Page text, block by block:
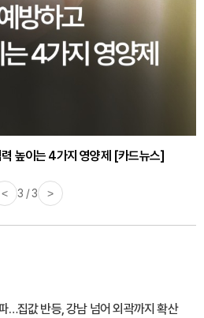
력 높이는 4가지 영양제 [카드뉴스]
< 3 / 3 >
…집값 반등, 강남 넘어 외곽까지 확산